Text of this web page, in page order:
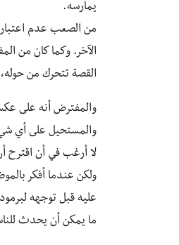
يمارسه.
من الصعب عدم اعتبار
الآخر. وكما كان من
القصة تتحرك من
والمفترض أنه على
والمستحيل على أي
لا أرغب في أن اقترح
ولكن عندما أفكر
عليه قبل توجهه
ما يمكن أن يحدث